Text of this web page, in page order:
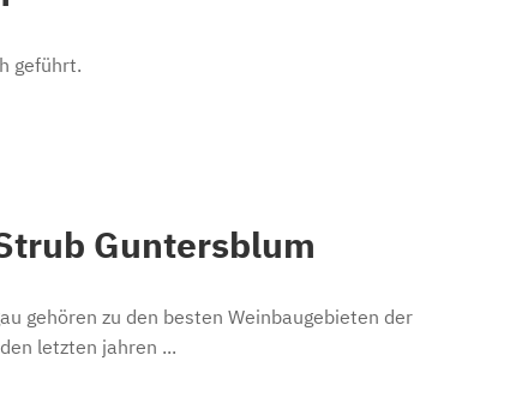
geführt.
Guntersblum
gehören zu den besten Weinbaugebieten der
letzten jahren ...